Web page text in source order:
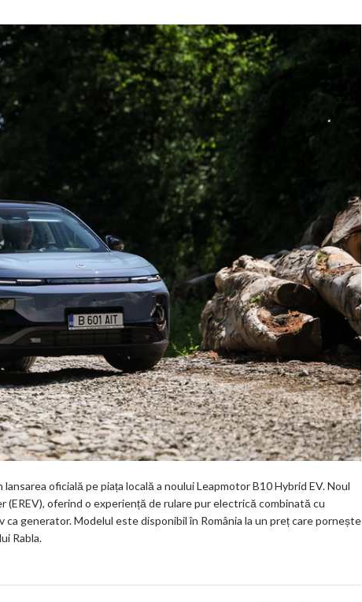
oficială pe piața locală a noului Leapmotor B10 Hybrid EV. Noul
oferind o experiență de rulare pur electrică combinată cu
generator. Modelul este disponibil în România la un preț care pornește
Rabla.